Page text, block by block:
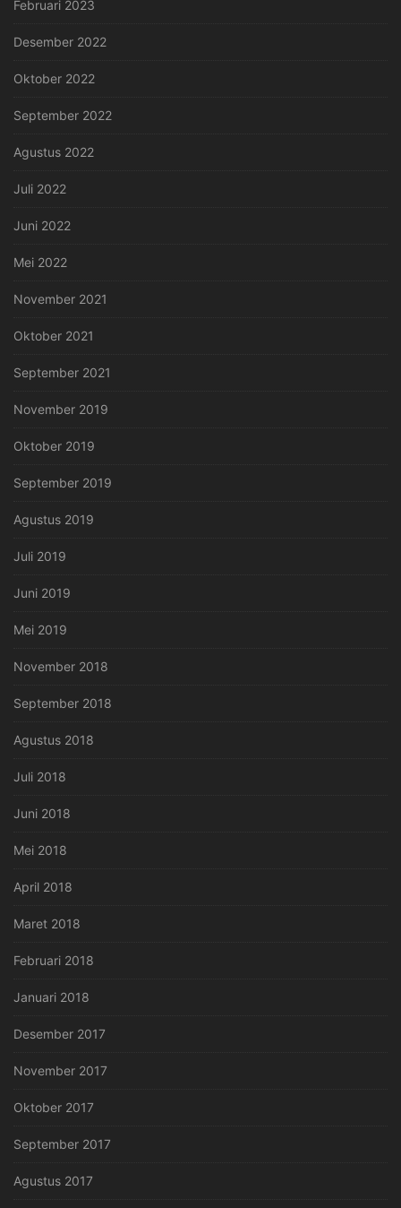
Februari 2023
Desember 2022
Oktober 2022
September 2022
Agustus 2022
Juli 2022
Juni 2022
Mei 2022
November 2021
Oktober 2021
September 2021
November 2019
Oktober 2019
September 2019
Agustus 2019
Juli 2019
Juni 2019
Mei 2019
November 2018
September 2018
Agustus 2018
Juli 2018
Juni 2018
Mei 2018
April 2018
Maret 2018
Februari 2018
Januari 2018
Desember 2017
November 2017
Oktober 2017
September 2017
Agustus 2017